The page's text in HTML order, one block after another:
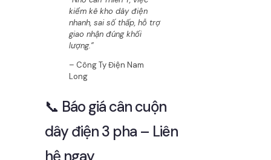
kiểm kê kho dây điện
nhanh, sai số thấp, hỗ trợ
giao nhận đúng khối
lượng.”
– Công Ty Điện Nam
Long
📞 Báo giá cân cuộn
dây điện 3 pha – Liên
hệ ngay